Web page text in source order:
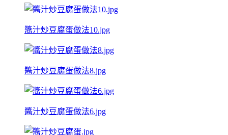
醬汁炒豆腐蛋做法10.jpg
醬汁炒豆腐蛋做法8.jpg
醬汁炒豆腐蛋做法6.jpg